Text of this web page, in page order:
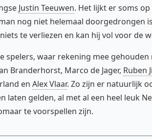
Justin Teeuwen. Het lijkt er soms
nog niet helemaal doorgedrongen
te verliezen en kan hij vol voor de
spelers, waar rekening mee
Branderhorst, Marco de Jager, Ruben
en Alex Vlaar. Zo zijn er natuurlijk
laten gelden, al met al een heel leuk
te voorspellen zijn.